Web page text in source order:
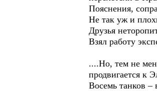
Пояснения,
Не так уж и
Друзья
Взял работу
....Но, тем не
продвигается к
Восемь танков